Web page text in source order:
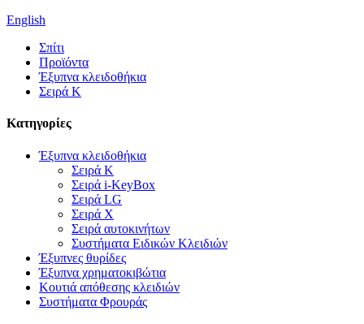
English
Σπίτι
Προϊόντα
Έξυπνα κλειδοθήκια
Σειρά Κ
Κατηγορίες
Έξυπνα κλειδοθήκια
Σειρά Κ
Σειρά i-KeyBox
Σειρά LG
Σειρά X
Σειρά αυτοκινήτων
Συστήματα Ειδικών Κλειδιών
Έξυπνες θυρίδες
Έξυπνα χρηματοκιβώτια
Κουτιά απόθεσης κλειδιών
Συστήματα Φρουράς